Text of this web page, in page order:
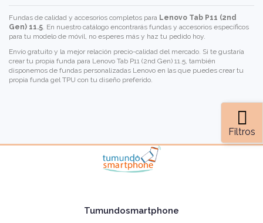
Filtros
Fundas de calidad y accesorios completos para Lenovo Tab P11 (2nd
Gen) 11.5. En nuestro catálogo encontrarás fundas y accesorios específicos
para tu modelo de móvil, no esperes más y haz tu pedido hoy.
Envío gratuito y la mejor relación precio-calidad del mercado. Si te gustaría
crear tu propia funda para Lenovo Tab P11 (2nd Gen) 11.5, también
disponemos de fundas personalizadas Lenovo en las que puedes crear tu
propia funda gel TPU con tu diseño preferido.
Tumundosmartphone